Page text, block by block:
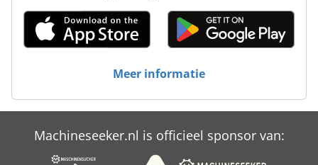
Vrachtwagen Kraan
Meer informatie
Machineseeker.nl is officieel sponsor van: